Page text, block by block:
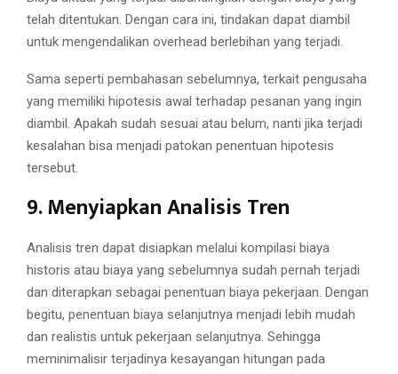
telah ditentukan. Dengan cara ini, tindakan dapat diambil
untuk mengendalikan overhead berlebihan yang terjadi.
Sama seperti pembahasan sebelumnya, terkait pengusaha
yang memiliki hipotesis awal terhadap pesanan yang ingin
diambil. Apakah sudah sesuai atau belum, nanti jika terjadi
kesalahan bisa menjadi patokan penentuan hipotesis
tersebut.
9. Menyiapkan Analisis Tren
Analisis tren dapat disiapkan melalui kompilasi biaya
historis atau biaya yang sebelumnya sudah pernah terjadi
dan diterapkan sebagai penentuan biaya pekerjaan. Dengan
begitu, penentuan biaya selanjutnya menjadi lebih mudah
dan realistis untuk pekerjaan selanjutnya. Sehingga
meminimalisir terjadinya kesayangan hitungan pada